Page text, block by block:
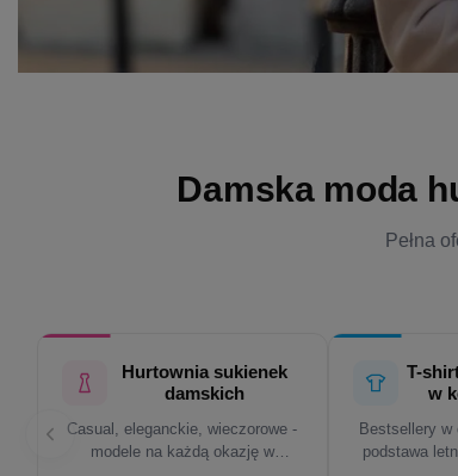
Damska moda
Pełna
Hurtownia sukienek
damskich
Casual, eleganckie, wieczorowe -
modele na każdą okazję w
T-
w
Bestsellery w
podstawa